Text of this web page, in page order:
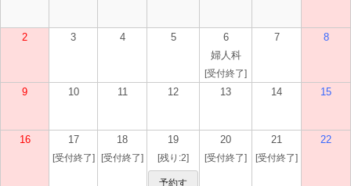
2 3 4 5
6
婦人科
[受付終了]
7 8
9 10 11 12 13 14 15
16 17
[受付終了]
18
[受付終了]
19
[残り:2]
予約す
20
[受付終了]
21
[受付終了]
22